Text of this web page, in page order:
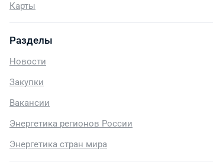
Карты
Разделы
Новости
Закупки
Вакансии
Энергетика регионов России
Энергетика стран мира